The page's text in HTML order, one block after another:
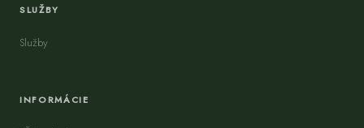
SLUŽBY
Služby
INFORMÁCIE